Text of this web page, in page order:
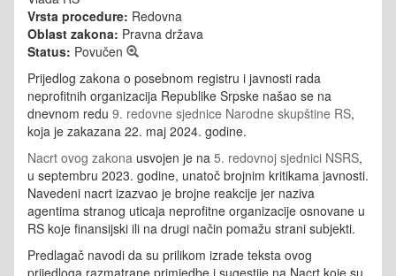
Vrsta procedure: Redovna
Oblast zakona: Pravna država
Status: Povučen
Prijedlog zakona o posebnom registru i javnosti rada
neprofitnih organizacija Republike Srpske našao se na
dnevnom redu 9. redovne sjednice Narodne skupštine RS,
koja je zakazana 22. maj 2024. godine.
Nacrt ovog zakona usvojen je na 5. redovnoj sjednici NSRS,
u septembru 2023. godine, unatoč brojnim kritikama javnosti.
Navedeni nacrt izazvao je brojne reakcije jer naziva
agentima stranog uticaja neprofitne organizacije osnovane u
RS koje finansijski ili na drugi način pomažu strani subjekti.
Predlagač navodi da su prilikom izrade teksta ovog
prijedloga razmatrane primjedbe i sugestije na Nacrt koje su